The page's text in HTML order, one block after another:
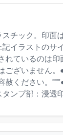
チック。印面
イラストのサ
れているのは印
ございません
赦ください。
ンプ部：浸透